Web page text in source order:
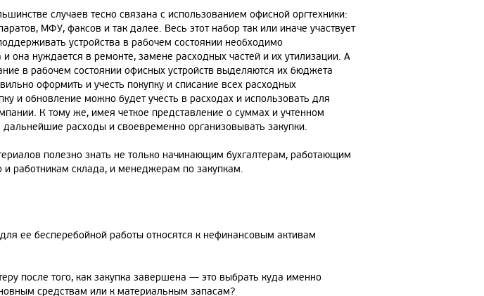
случаев тесно связана с использованием офисной оргтехники:
МФУ, факсов и так далее. Весь этот набор так или иначе участвует
устройства в рабочем состоянии необходимо
и она нуждается в ремонте, замене расходных частей и их утилизации. А
в рабочем состоянии офисных устройств выделяются их бюджета
оформить и учесть покупку и списание всех расходных
и обновление можно будет учесть в расходах и использовать для
К тому же, имея четкое представление о суммах и учтенном
расходы и своевременно организовывать закупки.
полезно знать не только начинающим бухгалтерам, работающим
работникам склада, и менеджерам по закупкам.
ее бесперебойной работы относятся к нефинансовым активам
после того, как закупка завершена — это выбрать куда именно
средствам или к материальным запасам?